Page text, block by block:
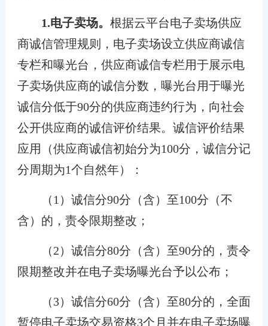
1.电子卖场。 根据云平台电子卖场供应
商诚信管理规则，电子卖场设立供应商诚信
专栏和曝光台，供应商诚信专栏用于展示电
子卖场供应商的诚信分数，曝光台用于曝光
诚信分低于90分的供应商违约行为，向社会
公开供应商的诚信评价结果。诚信评价结果
应用（供应商诚信初始分为100分，诚信分记
分周期为1个自然年）：
（1）诚信分90分（含）至100分（不
含）的，责令限期整改；
（2）诚信分80分（含）至90分的，责令
限期整改并在电子卖场曝光台予以公布；
（3）诚信分60分（含）至80分的，全面
暂停电子卖场交易资格3个月并在电子卖场曝